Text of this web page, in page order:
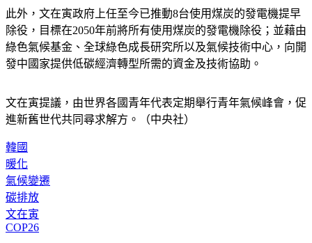
此外，文在寅政府上任至今已推動8台使用煤炭的發電機提早
除役，目標在2050年前將所有使用煤炭的發電機除役；並藉由
綠色氣候基金、全球綠色成長研究所以及氣候技術中心，向開
文在寅提議，由世界各國青年代表定期舉行青年氣候峰會，促
韓國
暖化
氣候變遷
碳排放
文在寅